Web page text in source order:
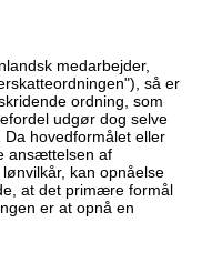
medarbejder,
så er
ordning, som
udgør dog selve
Da hovedformålet eller
ansættelsen af
kan opnåelse
at det primære formål
er at opnå en